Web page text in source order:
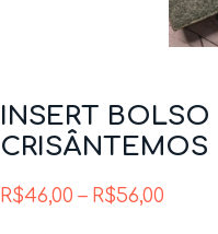
INSERT BOLSO
CRISÂNTEMOS
R$46,00 – R$56,00